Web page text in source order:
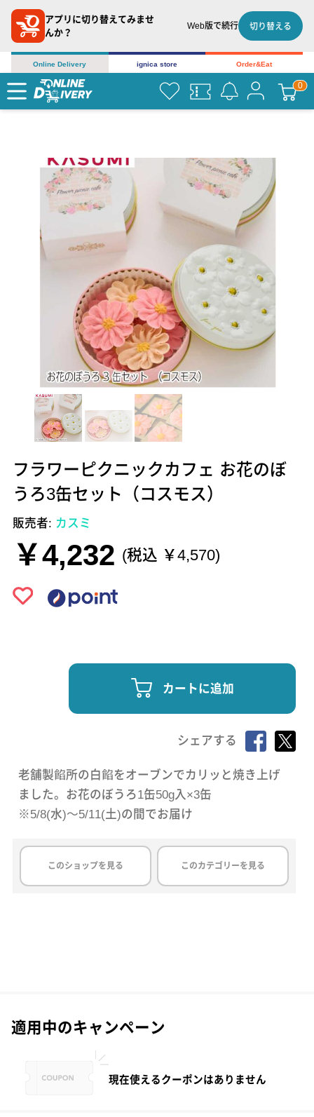
アプリに切り替えてみませ
んか？
Web版で続行 切り替える
Online Delivery ignica store Order&Eat
フラワーピクニックカフェ お花のぼ
うろ3缶セット（コスモス）
販売者: カスミ
￥4,232 (税込 ￥4,570)
カートに追加
シェアする
老舗製餡所の白餡をオーブンでカリッと焼き上げ
ました。お花のぼうろ1缶50g入×3缶
※5/8(水)～5/11(土)の間でお届け
このショップを見る このカテゴリーを見る
適用中のキャンペーン
現在使えるクーポンはありません